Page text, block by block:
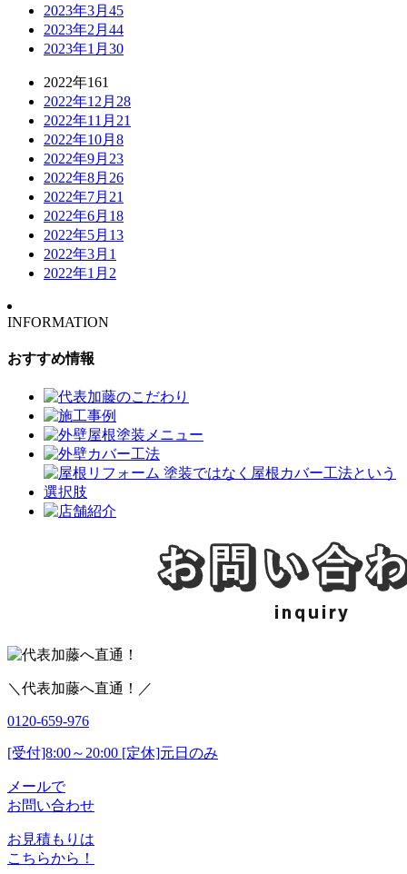
2023年3月 45
2023年2月 44
2023年1月 30
2022年161
2022年12月 28
2022年11月 21
2022年10月 8
2022年9月 23
2022年8月 26
2022年7月 21
2022年6月 18
2022年5月 13
2022年3月 1
2022年1月 2
INFORMATION
おすすめ情報
＼代表加藤へ直通！／
0120-659-976
[受付]8:00～20:00 [定休]元日のみ
メールで
お問い合わせ
お見積もりは
こちらから！